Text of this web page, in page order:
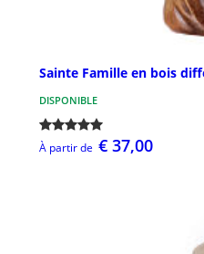
Sainte Famille en bois
DISPONIBLE
À partir de € 37,00